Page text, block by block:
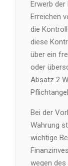
Erwerb
Erreichen
die
diese
über ein
oder
Absatz 2
Bei der
Wahrung
wichtige
wegen